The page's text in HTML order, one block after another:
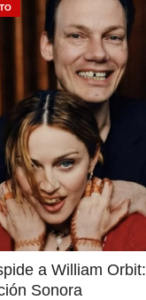
a William
Sonora